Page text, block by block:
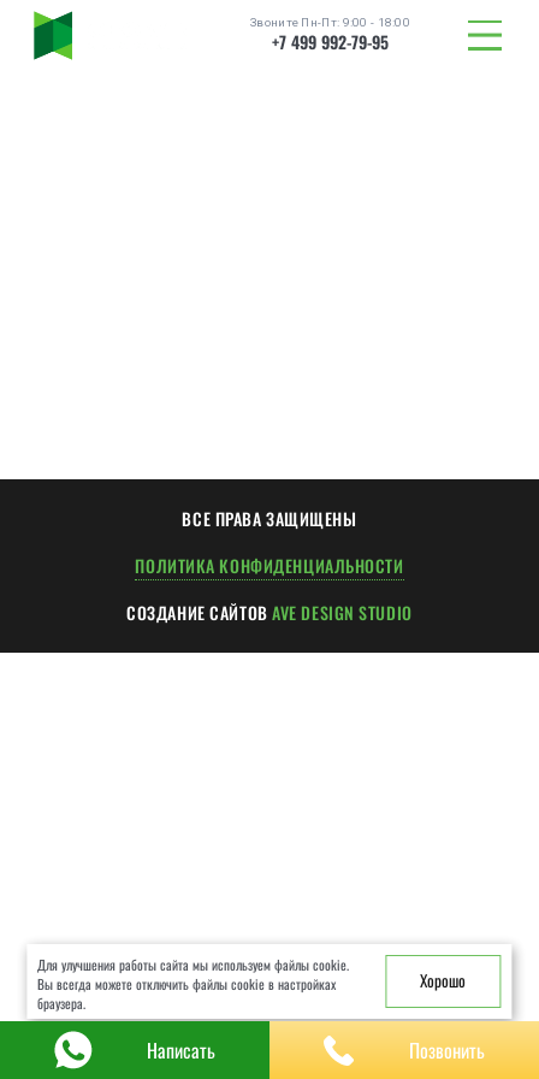
Звоните Пн-Пт: 9:00 - 18:00
+7 499 992-79-95
ТОВАРЫ
ХОД РАБОТ
ГАРАНТИИ
ЧАСТЫЕ ВОПРОСЫ
ВСЕ ПРАВА ЗАЩИЩЕНЫ
ПОЛИТИКА КОНФИДЕНЦИАЛЬНОСТИ
СОЗДАНИЕ САЙТОВAVE DESIGN STUDIO
Для улучшения работы сайта мы используем файлы cookie.
Вы всегда можете отключить файлы cookie в настройках
браузера.
Хорошо
Написать Позвонить